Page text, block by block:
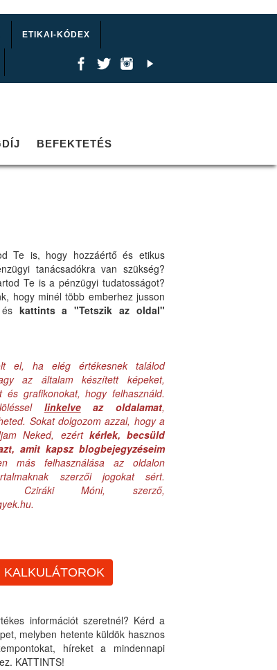
ETIKAI-KÓDEX
BEFEKTETÉS
Te is, hogy hozzáértő és etikus
tanácsadókra van szükség?
Te is a pénzügyi tudatosságot?
hogy minél több emberhez jusson
kattints a "Tetszik az oldal"
el, ha elég értékesnek találod
az általam készített képeket,
és grafikonokat, hogy felhasználd.
linkelveaz oldalamat,
Sokat dolgozom azzal, hogy a
Neked, ezért kérlek, becsüld
amit kapsz blogbejegyzéseim
más felhasználása az oldalon
szerzői jogokat sért.
Cziráki Móni, szerző,
KALKULÁTOROK
információt szeretnél? Kérd a
melyben hetente küldök hasznos
híreket a mindennapi
KATTINTS!